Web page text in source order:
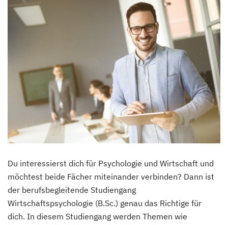
Du interessierst dich für Psychologie und Wirtschaft und
möchtest beide Fächer miteinander verbinden? Dann ist
der berufsbegleitende Studiengang
Wirtschaftspsychologie (B.Sc.) genau das Richtige für
dich. In diesem Studiengang werden Themen wie